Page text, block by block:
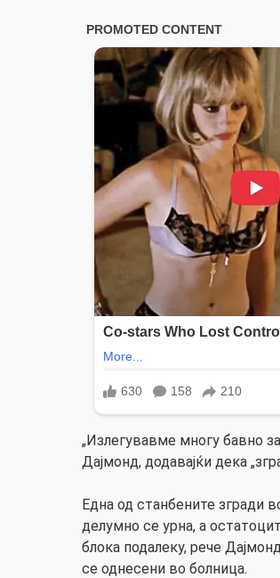
„Излегувавме многу бавно
Дајмонд, додавајќи дека
Една од станбените згради
делумно се урна, а
блока подалеку, рече
се однесени во болница.